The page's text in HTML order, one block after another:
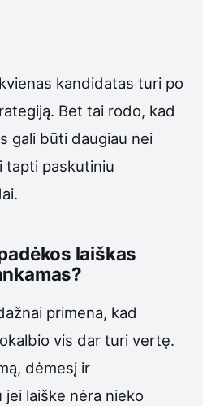
kandidatas turi po
Bet tai rodo, kad
gali būti daugiau nei
tapti paskutiniu
laiškas
primena, kad
vis dar turi vertę.
dėmesį ir
jei laiške nėra nieko